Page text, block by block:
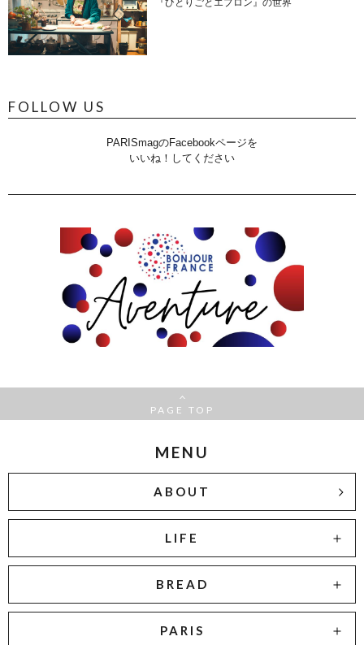
『ひとりごとエプロン』の世界
FOLLOW US
PARISmagのFacebookページを
いいね！してください
PAGE TOP
MENU
ABOUT
LIFE
BREAD
PARIS